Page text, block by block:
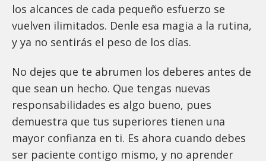
los alcances de cada pequeño esfuerzo se
vuelven ilimitados. Denle esa magia a la rutina,
y ya no sentirás el peso de los días.
No dejes que te abrumen los deberes antes de
que sean un hecho. Que tengas nuevas
responsabilidades es algo bueno, pues
demuestra que tus superiores tienen una
mayor confianza en ti. Es ahora cuando debes
ser paciente contigo mismo, y no aprender